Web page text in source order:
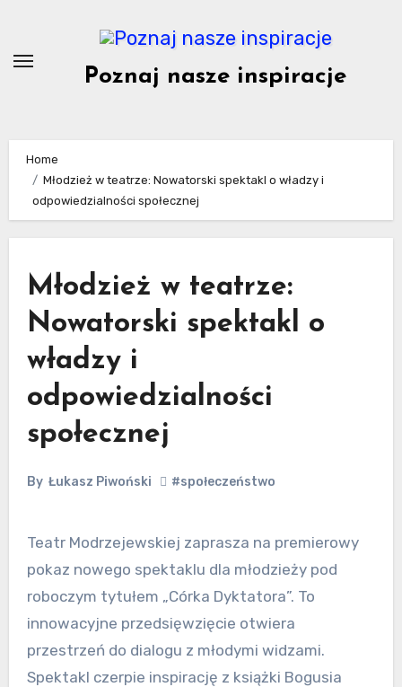
content
Poznaj nasze inspiracje
Home
Młodzież w teatrze: Nowatorski spektakl o władzy i
odpowiedzialności społecznej
Młodzież w teatrze:
Nowatorski spektakl o
władzy i
odpowiedzialności
społecznej
By Łukasz Piwoński #społeczeństwo
Teatr Modrzejewskiej zaprasza na premierowy
pokaz nowego spektaklu dla młodzieży pod
roboczym tytułem „Córka Dyktatora”. To
innowacyjne przedsięwzięcie otwiera
przestrzeń do dialogu z młodymi widzami.
Spektakl czerpie inspirację z książki Bogusia